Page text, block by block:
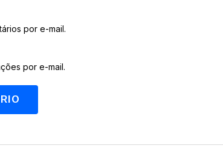
por e-mail.
por e-mail.